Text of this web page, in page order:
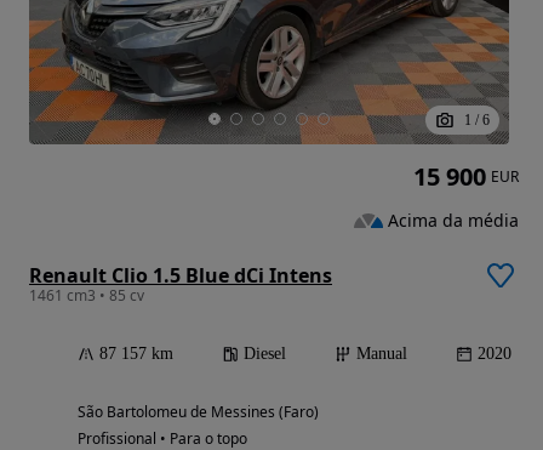
1 / 6
Renault Clio 1.5 Blue dCi Intens
1461 cm3 • 85 cv
87 157 km Diesel Manual 2020
São Bartolomeu de Messines (Faro)
Profissional • Para o topo
15 900 EUR
Acima da média